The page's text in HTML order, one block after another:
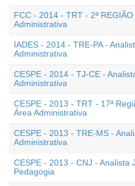
FCC - 2014 - TRT - 2ª
Administrativa
IADES - 2014 - TRE-PA -
Administrativa
CESPE - 2014 - TJ-CE -
Administrativa
CESPE - 2013 - TRT - 17ª
Área Administrativa
CESPE - 2013 - TRE-MS -
Administrativa
CESPE - 2013 - CNJ - Analista
Pedagogia